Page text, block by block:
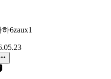
6zaux1